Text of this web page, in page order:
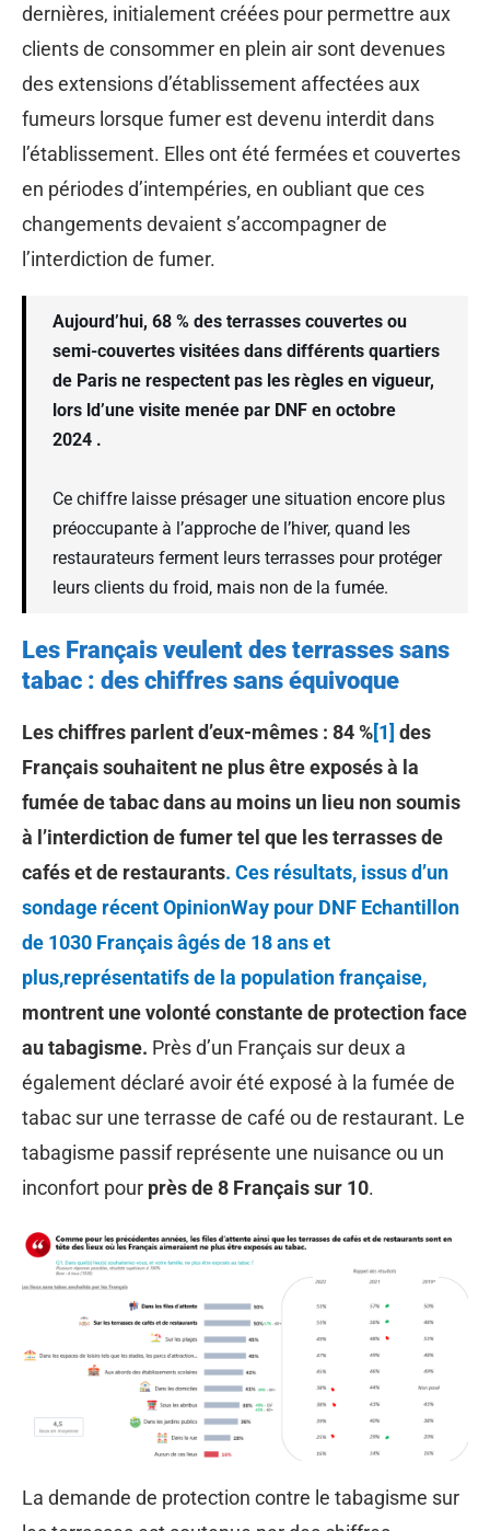
dernières, initialement créées pour permettre aux
clients de consommer en plein air sont devenues
des extensions d’établissement affectées aux
fumeurs lorsque fumer est devenu interdit dans
l’établissement. Elles ont été fermées et couvertes
en périodes d’intempéries, en oubliant que ces
changements devaient s’accompagner de
l’interdiction de fumer.
Aujourd’hui, 68 % des terrasses couvertes ou
semi-couvertes visitées dans différents quartiers
de Paris ne respectent pas les règles en vigueur,
lors ld’une visite menée par DNF en octobre
2024 .
Ce chiffre laisse présager une situation encore plus
préoccupante à l’approche de l’hiver, quand les
restaurateurs ferment leurs terrasses pour protéger
leurs clients du froid, mais non de la fumée.
Les Français veulent des terrasses sans
tabac : des chiffres sans équivoque
Les chiffres parlent d’eux-mêmes : 84 %[1] des
Français souhaitent ne plus être exposés à la
fumée de tabac dans au moins un lieu non soumis
à l’interdiction de fumer tel que les terrasses de
cafés et de restaurants. Ces résultats, issus d’un
sondage récent OpinionWay pour DNF Echantillon
de 1030 Français âgés de 18 ans et
plus,représentatifs de la population française,
montrent une volonté constante de protection face
au tabagisme. Près d’un Français sur deux a
également déclaré avoir été exposé à la fumée de
tabac sur une terrasse de café ou de restaurant. Le
tabagisme passif représente une nuisance ou un
inconfort pour près de 8 Français sur 10.
La demande de protection contre le tabagisme sur